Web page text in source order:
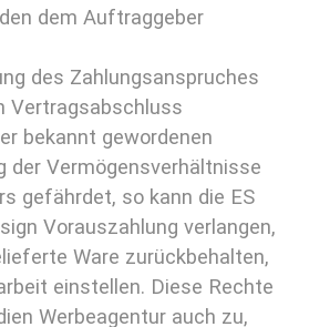
dem Auftraggeber
des Zahlungsanspruches
Vertragsabschluss
bekannt gewordenen
der Vermögensverhältnisse
gefährdet, so kann die ES
Vorauszahlung verlangen,
Ware zurückbehalten,
einstellen. Diese Rechte
Werbeagentur auch zu,